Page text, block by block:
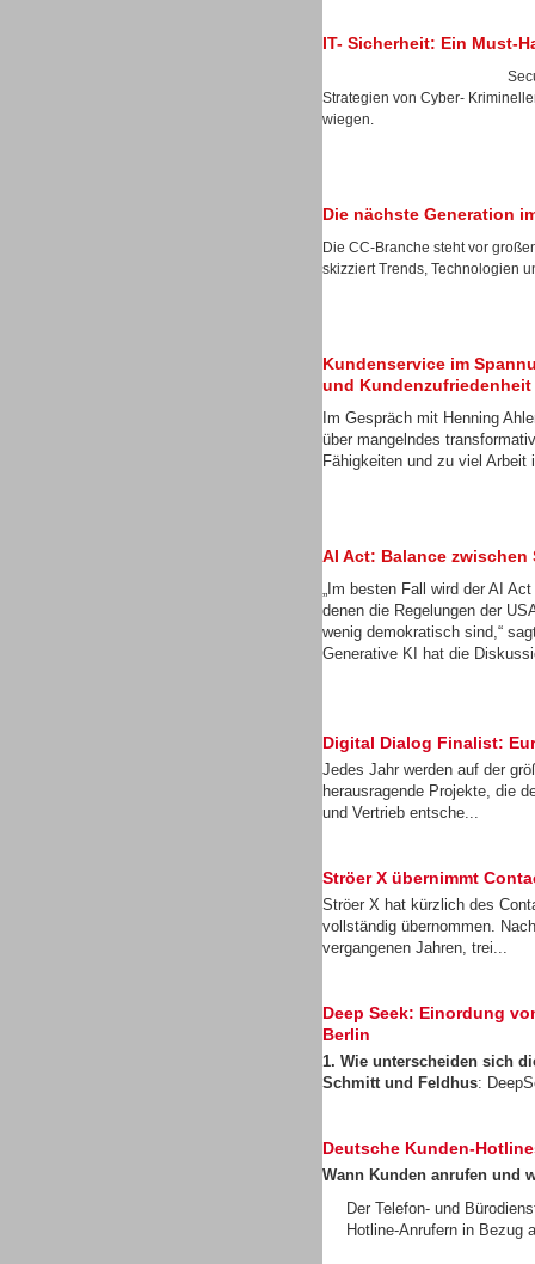
IT- Sicherheit: Ein Must-
Strategien von Cyber-
wiegen.
Die nächste Generation
Die CC-Branche steht vor
skizziert Trends, Technologien
Kundenservice im
und Kundenzufriedenheit
Im Gespräch mit Henning
über mangelndes
Fähigkeiten und zu viel
AI Act: Balance
„Im besten Fall wird der AI
denen die Regelungen der
wenig demokratisch sind,“
Generative KI hat die
Digital Dialog Finalist:
Jedes Jahr werden auf der
herausragende Projekte, die
und Vertrieb entsche...
Ströer X übernimmt
Ströer X hat kürzlich des
vollständig übernommen.
vergangenen Jahren, trei...
Deep Seek: Einordung
Berlin
1. Wie unterscheiden sich
Schmitt und Feldhus:
Deutsche Kunden-
Wann Kunden anrufen und
Der Telefon- und
Hotline-Anrufern in Bezug